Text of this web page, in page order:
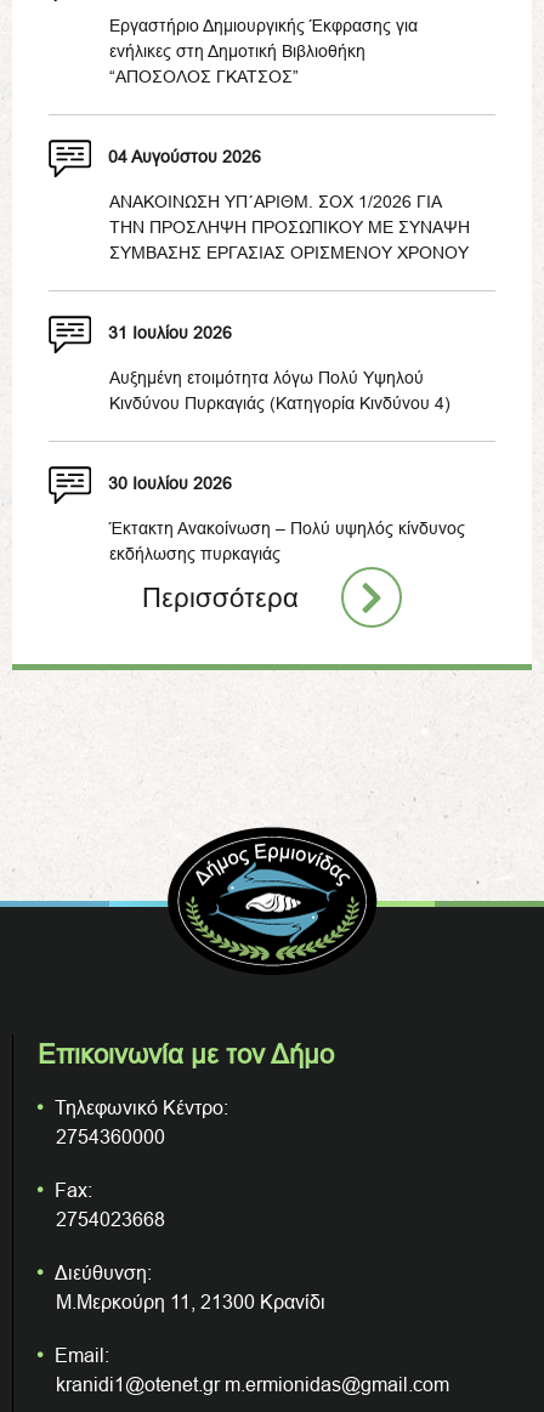
Εργαστήριο Δημιουργικής Έκφρασης για
ενήλικες στη Δημοτική Βιβλιοθήκη
“ΑΠΟΣΟΛΟΣ ΓΚΑΤΣΟΣ”
04 Αυγούστου 2026
ΑΝΑΚΟΙΝΩΣΗ ΥΠ΄ΑΡΙΘΜ. ΣΟΧ 1/2026 ΓΙΑ
ΤΗΝ ΠΡΟΣΛΗΨΗ ΠΡΟΣΩΠΙΚΟΥ ΜΕ ΣΥΝΑΨΗ
ΣΥΜΒΑΣΗΣ ΕΡΓΑΣΙΑΣ ΟΡΙΣΜΕΝΟΥ ΧΡΟΝΟΥ
31 Ιουλίου 2026
Αυξημένη ετοιμότητα λόγω Πολύ Υψηλού
Κινδύνου Πυρκαγιάς (Κατηγορία Κινδύνου 4)
30 Ιουλίου 2026
Έκτακτη Ανακοίνωση – Πολύ υψηλός κίνδυνος
εκδήλωσης πυρκαγιάς
Περισσότερα
Επικοινωνία με τον Δήμο
Τηλεφωνικό Κέντρο:
2754360000
Fax:
2754023668
Διεύθυνση:
Μ.Μερκούρη 11, 21300 Κρανίδι
Email:
kranidi1@otenet.gr m.ermionidas@gmail.com